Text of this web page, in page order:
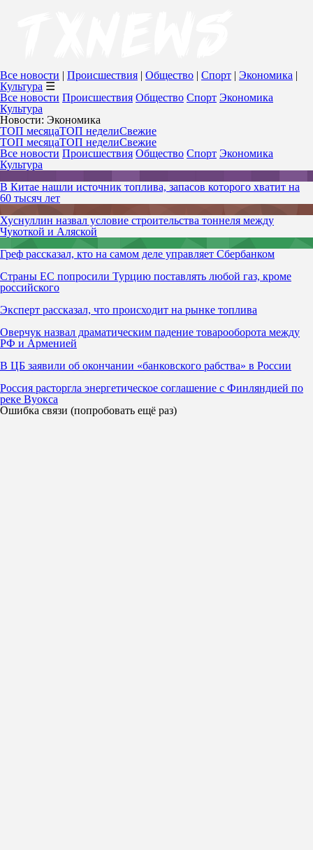
Все новости | Происшествия | Общество | Спорт | Экономика |
Культура ☰
Все новости Происшествия Общество Спорт Экономика
Культура
Новости: Экономика
ТОП месяцаТОП неделиСвежие
ТОП месяцаТОП неделиСвежие
Все новости Происшествия Общество Спорт Экономика
Культура
В Китае нашли источник топлива, запасов которого хватит на
60 тысяч лет
Хуснуллин назвал условие строительства тоннеля между
Чукоткой и Аляской
Греф рассказал, кто на самом деле управляет Сбербанком
Страны ЕС попросили Турцию поставлять любой газ, кроме
российского
Эксперт рассказал, что происходит на рынке топлива
Оверчук назвал драматическим падение товарооборота между
РФ и Арменией
В ЦБ заявили об окончании «банковского рабства» в России
Россия расторгла энергетическое соглашение с Финляндией по
реке Вуокса
Ошибка связи (попробовать ещё раз)